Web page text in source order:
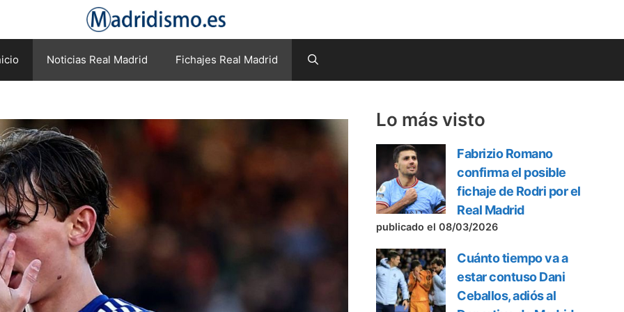
Noticias Real Madrid Fichajes Real Madrid
Lo más visto
Fabrizio Romano
confirma el posible
fichaje de Rodri por el
Real Madrid
publicado el 08/03/2026
Cuánto tiempo va a
estar contuso Dani
Ceballos, adiós al